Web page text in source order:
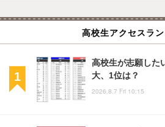
高校生アクセスラ
高校生が志願した
大、1位は？
2026.8.7 Fri 10:15